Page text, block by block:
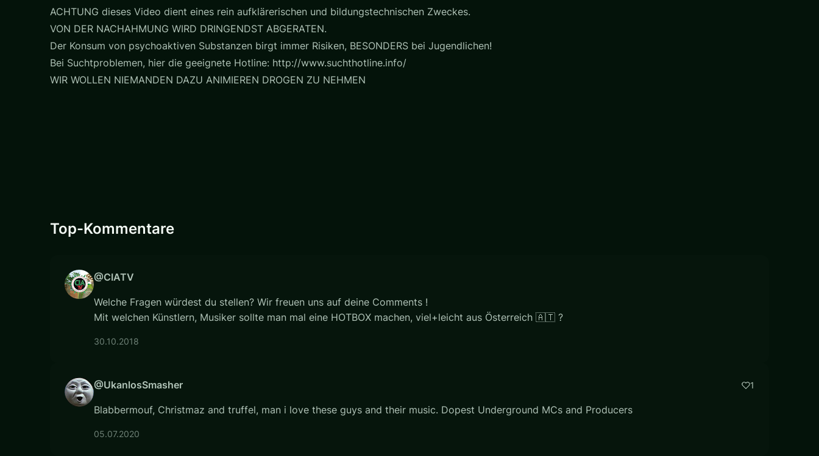
ACHTUNG dieses Video dient eines rein aufklärerischen und bildungstechnischen Zweckes.
VON DER NACHAHMUNG WIRD DRINGENDST ABGERATEN.
Der Konsum von psychoaktiven Substanzen birgt immer Risiken, BESONDERS bei Jugendlichen!
Bei Suchtproblemen, hier die geeignete Hotline: http://www.suchthotline.info/
WIR WOLLEN NIEMANDEN DAZU ANIMIEREN DROGEN ZU NEHMEN
Top-Kommentare
@CIATV
Welche Fragen würdest du stellen? Wir freuen uns auf deine Comments !
Mit welchen Künstlern, Musiker sollte man mal eine HOTBOX machen, viel+leicht aus Österreich 🇦🇹 ?
30.10.2018
@UkanlosSmasher 1
Blabbermouf, Christmaz and truffel, man i love these guys and their music. Dopest Underground MCs and Producers
05.07.2020